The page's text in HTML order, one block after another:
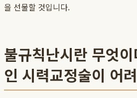
을 선물할 것입니다.
불규칙난시란 무엇
인 시력교정술이 어